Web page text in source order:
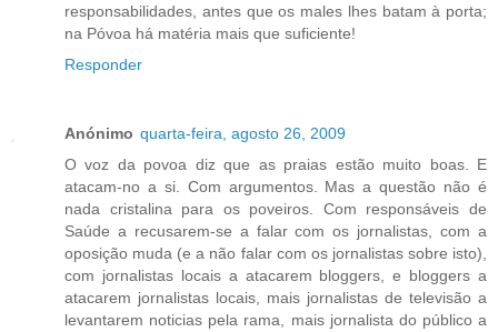
responsabilidades, antes que os males lhes batam à porta;
na Póvoa há matéria mais que suficiente!
Responder
Anónimo quarta-feira, agosto 26, 2009
O voz da povoa diz que as praias estão muito boas. E
atacam-no a si. Com argumentos. Mas a questão não é
nada cristalina para os poveiros. Com responsáveis de
Saúde a recusarem-se a falar com os jornalistas, com a
oposição muda (e a não falar com os jornalistas sobre isto),
com jornalistas locais a atacarem bloggers, e bloggers a
atacarem jornalistas locais, mais jornalistas de televisão a
levantarem noticias pela rama, mais jornalista do público a